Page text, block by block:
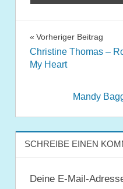
Vorheriger Beitrag
Christine Thomas –
My Heart
Mandy
SCHREIBE EINEN
Deine E-Mail-